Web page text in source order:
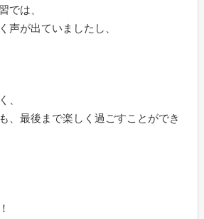
では、
声が出ていましたし、
、
、最後まで楽しく過ごすことができ